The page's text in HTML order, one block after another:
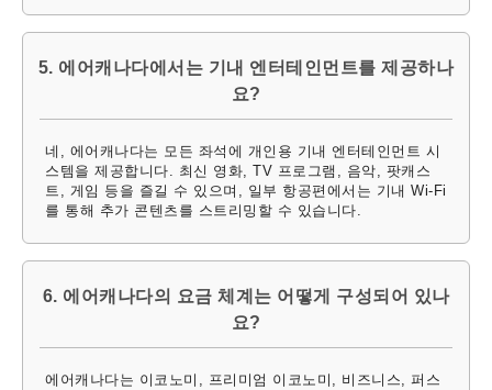
5. 에어캐나다에서는 기내 엔터테인먼트를 제공하나
요?
네, 에어캐나다는 모든 좌석에 개인용 기내 엔터테인먼트 시
스템을 제공합니다. 최신 영화, TV 프로그램, 음악, 팟캐스
트, 게임 등을 즐길 수 있으며, 일부 항공편에서는 기내 Wi-Fi
를 통해 추가 콘텐츠를 스트리밍할 수 있습니다.
6. 에어캐나다의 요금 체계는 어떻게 구성되어 있나
요?
에어캐나다는 이코노미, 프리미엄 이코노미, 비즈니스, 퍼스